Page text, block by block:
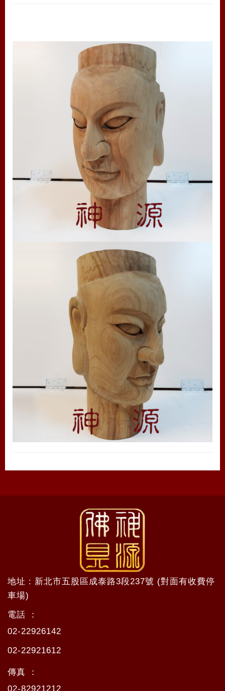
地址 : 新北市五股區成泰路3段237號 (對面有收費停
車場)
電話 ：
02-22926142
02-22921612
傳真 ：
02-82921212